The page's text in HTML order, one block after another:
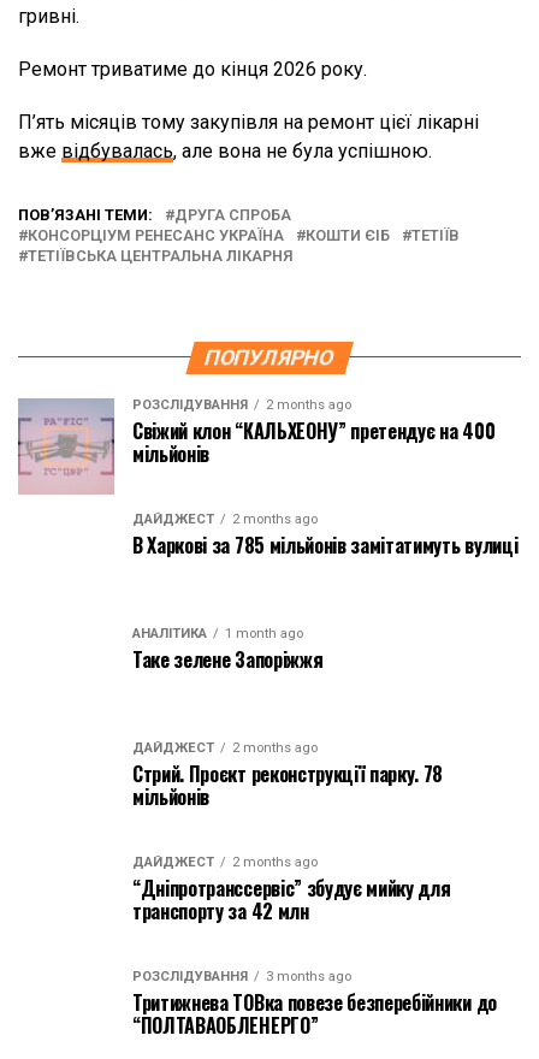
гривні.
Ремонт триватиме до кінця 2026 року.
П’ять місяців тому закупівля на ремонт цієї лікарні
вже відбувалась, але вона не була успішною.
ПОВ’ЯЗАНІ ТЕМИ:
ДРУГА СПРОБА
КОНСОРЦІУМ РЕНЕСАНС УКРАЇНА
КОШТИ ЄІБ
ТЕТІЇВ
ТЕТІЇВСЬКА ЦЕНТРАЛЬНА ЛІКАРНЯ
ПОПУЛЯРНО
РОЗСЛІДУВАННЯ 2 months ago
Свіжий клон “КАЛЬХЕОНУ” претендує на 400
мільйонів
ДАЙДЖЕСТ 2 months ago
В Харкові за 785 мільйонів замітатимуть вулиці
АНАЛІТИКА 1 month ago
Таке зелене Запоріжжя
ДАЙДЖЕСТ 2 months ago
Стрий. Проєкт реконструкції парку. 78
мільйонів
ДАЙДЖЕСТ 2 months ago
“Дніпротранссервіс” збудує мийку для
транспорту за 42 млн
РОЗСЛІДУВАННЯ 3 months ago
Тритижнева ТОВка повезе безперебійники до
“ПОЛТАВАОБЛЕНЕРГО”